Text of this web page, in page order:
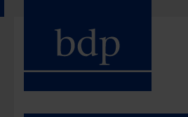
Hauptmenu
bdp aktuell